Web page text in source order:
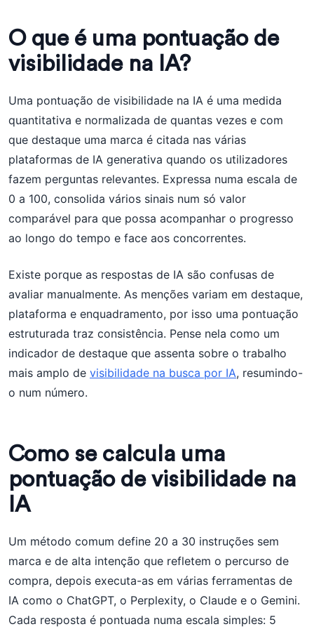
O que é uma pontuação de
visibilidade na IA?
Uma pontuação de visibilidade na IA é uma medida
quantitativa e normalizada de quantas vezes e com
que destaque uma marca é citada nas várias
plataformas de IA generativa quando os utilizadores
fazem perguntas relevantes. Expressa numa escala de
0 a 100, consolida vários sinais num só valor
comparável para que possa acompanhar o progresso
ao longo do tempo e face aos concorrentes.
Existe porque as respostas de IA são confusas de
avaliar manualmente. As menções variam em destaque,
plataforma e enquadramento, por isso uma pontuação
estruturada traz consistência. Pense nela como um
indicador de destaque que assenta sobre o trabalho
mais amplo de visibilidade na busca por IA, resumindo-
o num número.
Como se calcula uma
pontuação de visibilidade na
IA
Um método comum define 20 a 30 instruções sem
marca e de alta intenção que refletem o percurso de
compra, depois executa-as em várias ferramentas de
IA como o ChatGPT, o Perplexity, o Claude e o Gemini.
Cada resposta é pontuada numa escala simples: 5